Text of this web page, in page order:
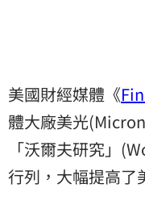
美國財經媒體《
體大廠美光
「沃爾夫研究」
行列，大幅提高了